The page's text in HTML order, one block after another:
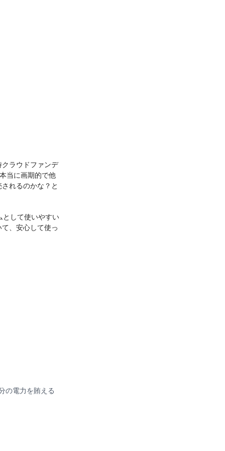
ラウドファンデ
当に画期的で他
れるのかな？と
して使いやすい
、安心して使っ
の電力を賄える